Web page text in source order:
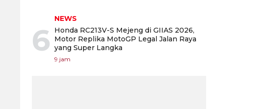
6
NEWS
Honda RC213V-S Mejeng di GIIAS 2026,
Motor Replika MotoGP Legal Jalan Raya
yang Super Langka
9 jam